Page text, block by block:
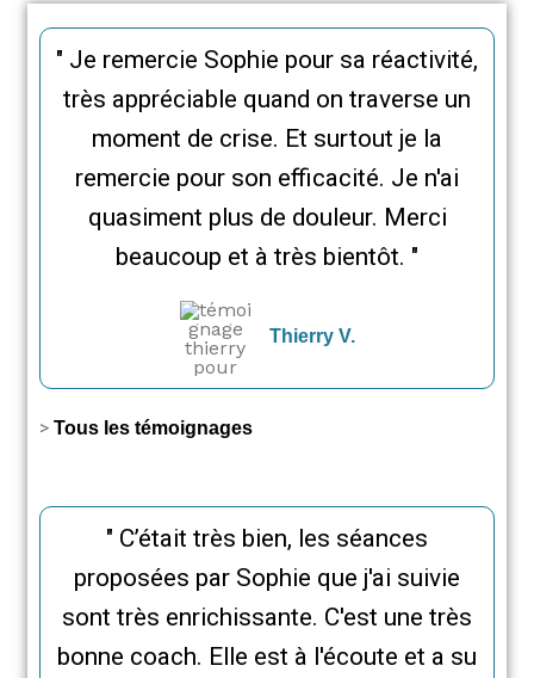
" Je remercie Sophie pour sa réactivité,
très appréciable quand on traverse un
moment de crise. Et surtout je la
remercie pour son efficacité. Je n'ai
quasiment plus de douleur. Merci
beaucoup et à très bientôt. "
Thierry V.
> Tous les témoignages
" C’était très bien, les séances
proposées par Sophie que j'ai suivie
sont très enrichissante. C'est une très
bonne coach. Elle est à l'écoute et a su